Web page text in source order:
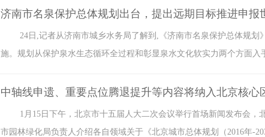
济南市名泉保护总体规划出台，提出远期目标推进申报
24日,记者从济南市城乡水务局了解到,《济南市名泉保护总体规划
施。规划从保护泉水生态循环全过程和彰显泉水文化软实力两个方面入
中轴线申遗、重要点位腾退提升等内容将纳入北京核心
1月15日下午，北京市十五届人大二次会议举行首场新闻发布会
市园林绿化局负责人介绍各自领域关于《北京城市总体规划（2016年-